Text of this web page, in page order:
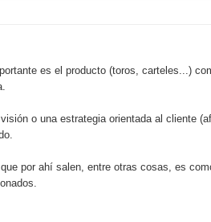
es el producto (toros, carteles...)
o una estrategia orientada al cliente
por ahí salen, entre otras cosas, es